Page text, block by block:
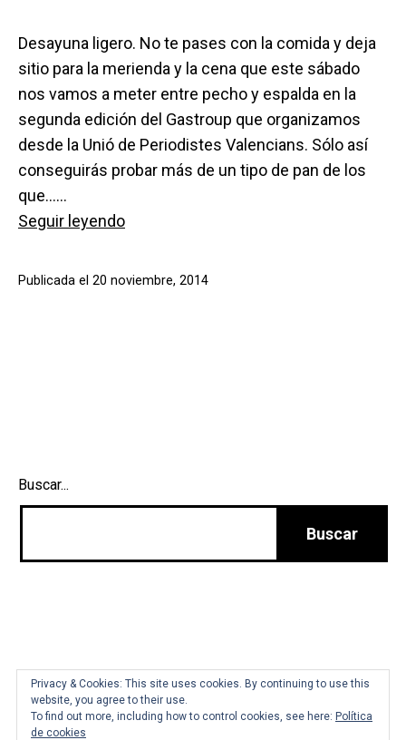
Desayuna ligero. No te pases con la comida y deja
sitio para la merienda y la cena que este sábado
nos vamos a meter entre pecho y espalda en la
segunda edición del Gastroup que organizamos
desde la Unió de Periodistes Valencians. Sólo así
conseguirás probar más de un tipo de pan de los
que……
Seguir leyendoCuchillos
plumillas
Publicada el 20 noviembre, 2014
Buscar...
Tienda Marta Hortelano
Privacy & Cookies: This site uses cookies. By continuing to use this
website, you agree to their use.
To find out more, including how to control cookies, see here: Política
de cookies